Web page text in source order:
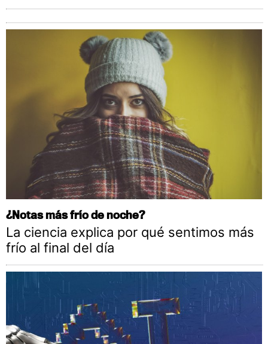
¿Notas más frío de noche?
La ciencia explica por qué sentimos más
frío al final del día